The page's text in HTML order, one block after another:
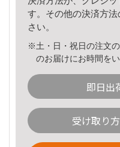
す。その他の決済方法
さい。
※土・日・祝日の注文
のお届けにお時間を
即日出
受け取り